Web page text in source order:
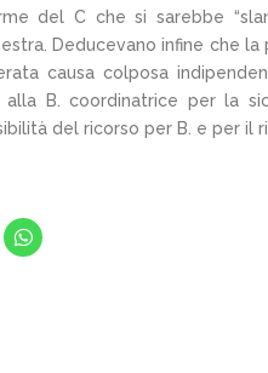
del C che si sarebbe
Deducevano infine che la
causa colposa
alla B. coordinatrice per la
del ricorso per B. e per